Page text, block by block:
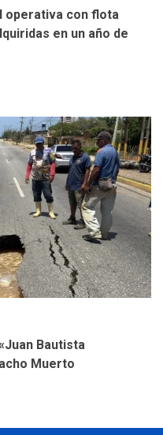
operativa con flota
en un año de
Bautista
Muerto